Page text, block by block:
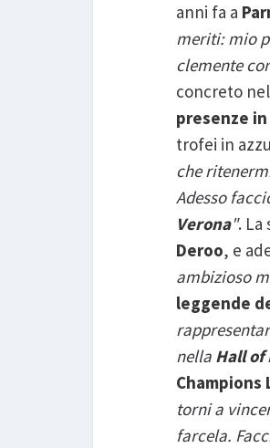
anni fa a
meriti: mio
clemente
concreto
presenze
trofei in
che
Adesso
Verona". La
Deroo, e
ambizioso
leggende
nella Hall of
Champions
torni a
farcela.